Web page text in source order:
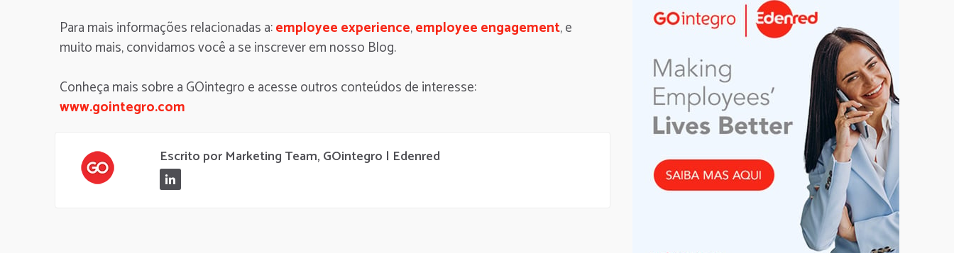
Para mais informações relacionadas a:employee experience,employee engagement, e
muito mais, convidamos você a se inscrever em nosso Blog.
Conheça mais sobre a GOintegro e acesse outros conteúdos de interesse:
www.gointegro.com
Escrito por Marketing Team, GOintegro | Edenred